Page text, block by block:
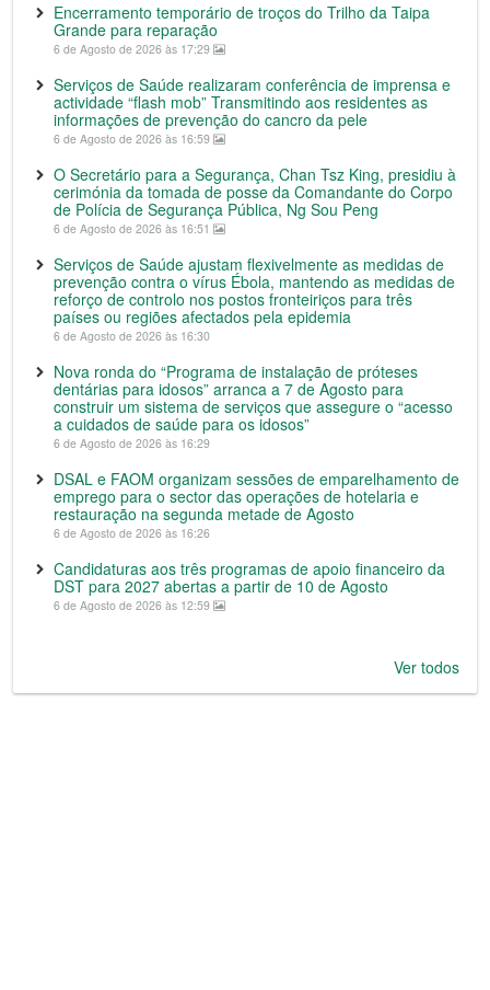
Encerramento temporário de troços do Trilho da Taipa
Grande para reparação
6 de Agosto de 2026 às 17:29
Serviços de Saúde realizaram conferência de imprensa e
actividade “flash mob” Transmitindo aos residentes as
informações de prevenção do cancro da pele
6 de Agosto de 2026 às 16:59
O Secretário para a Segurança, Chan Tsz King, presidiu à
cerimónia da tomada de posse da Comandante do Corpo
de Polícia de Segurança Pública, Ng Sou Peng
6 de Agosto de 2026 às 16:51
Serviços de Saúde ajustam flexivelmente as medidas de
prevenção contra o vírus Ébola, mantendo as medidas de
reforço de controlo nos postos fronteiriços para três
países ou regiões afectados pela epidemia
6 de Agosto de 2026 às 16:30
Nova ronda do “Programa de instalação de próteses
dentárias para idosos” arranca a 7 de Agosto para
construir um sistema de serviços que assegure o “acesso
a cuidados de saúde para os idosos”
6 de Agosto de 2026 às 16:29
DSAL e FAOM organizam sessões de emparelhamento de
emprego para o sector das operações de hotelaria e
restauração na segunda metade de Agosto
6 de Agosto de 2026 às 16:26
Candidaturas aos três programas de apoio financeiro da
DST para 2027 abertas a partir de 10 de Agosto
6 de Agosto de 2026 às 12:59
Ver todos